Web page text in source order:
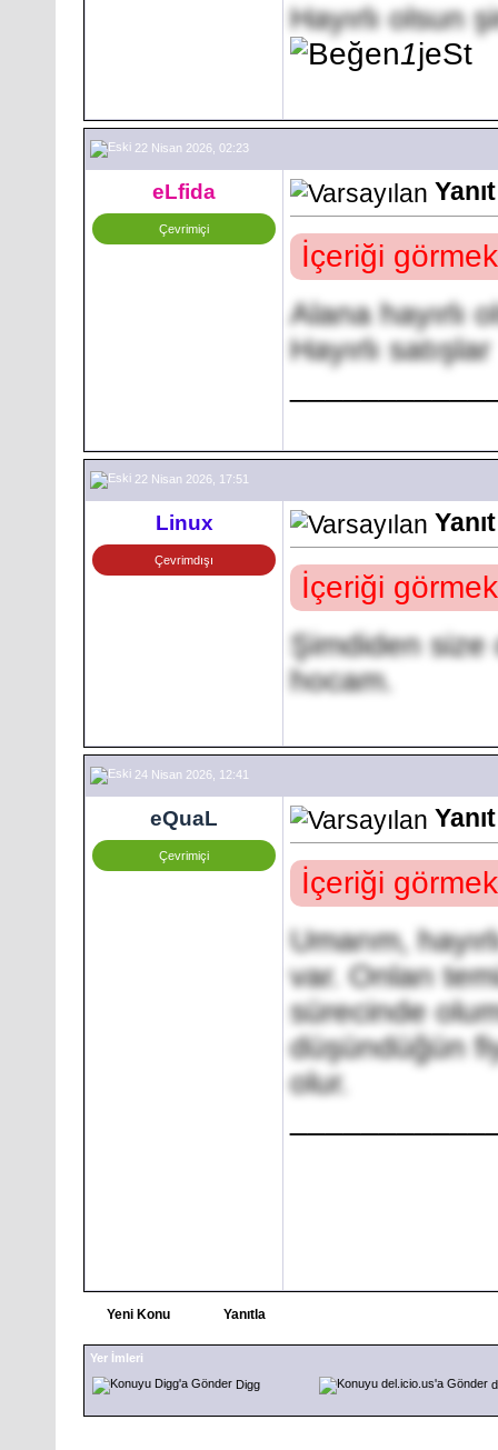
Hayırlı olsun
1jeSt
22 Nisan 2026, 02:23
eLfida
Çevrimiçi
İçeriği
Alana hayırlı
Hayırlı satışlar
22 Nisan 2026, 17:51
Linux
Çevrimdışı
İçeriği
Şimdiden size
hocam.
24 Nisan 2026, 12:41
eQuaL
Çevrimiçi
İçeriği
Umarım,
var. Onları
sürecinde
düşündüğün
olur.
Yeni Konu Yanıtla
Yer İmleri
Digg